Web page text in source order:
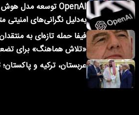
به‌دلیل نگرانی‌های امنیتی
فیفا حمله تازه‌ای به
«تلاش هماهنگ» برای
عربستان، ترکیه و